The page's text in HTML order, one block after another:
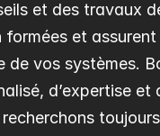
et des travaux
formées et
vos systèmes.
d’expertise